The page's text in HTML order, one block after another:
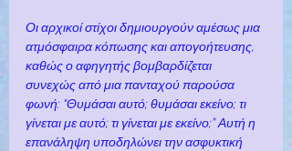
Οι αρχικοί στίχοι δημιουργούν αμέσως μια
ατμόσφαιρα κόπωσης και απογοήτευσης,
καθώς ο αφηγητής βομβαρδίζεται
συνεχώς από μια πανταχού παρούσα
φωνή: “Θυμάσαι αυτό; θυμάσαι εκείνο; τι
γίνεται με αυτό; τι γίνεται με εκείνο;” Αυτή η
επανάληψη υποδηλώνει την ασφυκτική